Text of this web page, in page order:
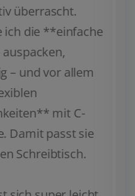
zwei Monitore
27 Zoll Curved
einen KOORUI
Beide wiegen
9 kg – also im
– und lassen
montieren.